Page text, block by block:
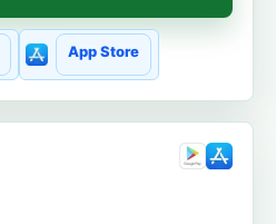
App Store